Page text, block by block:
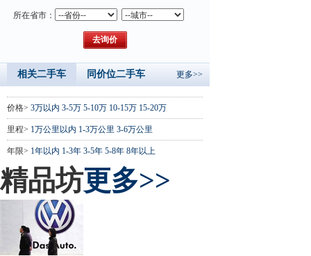
所在省市：
相关二手车 同价位二手车 更多>>
价格> 3万以内 3-5万 5-10万 10-15万 15-20万
里程> 1万公里以内 1-3万公里 3-6万公里
年限> 1年以内 1-3年 3-5年 5-8年 8年以上
精品坊更多>>